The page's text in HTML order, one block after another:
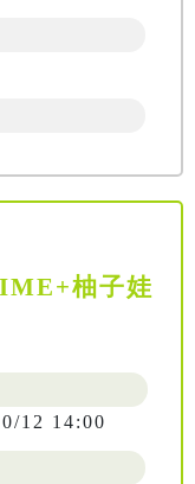
柚子娃
12 14:00